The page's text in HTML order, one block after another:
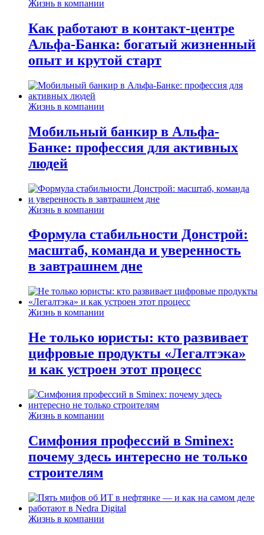
Жизнь в компании
Как работают в контакт-центре
Альфа-Банка: богатый жизненный
опыт и крутой старт
Жизнь в компании
Мобильный банкир в Альфа-
Банке: профессия для активных
людей
Жизнь в компании
Формула стабильности Донстрой:
масштаб, команда и уверенность
в завтрашнем дне
Жизнь в компании
Не только юристы: кто развивает
цифровые продукты «Легалтэка»
и как устроен этот процесс
Жизнь в компании
Симфония профессий в Sminex:
почему здесь интересно не только
строителям
Жизнь в компании